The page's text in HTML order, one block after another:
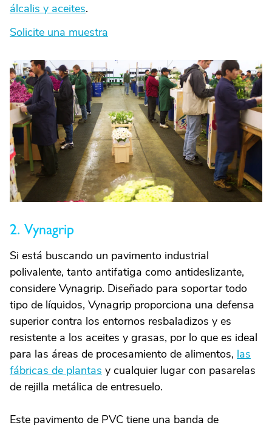
álcalis y aceites.
Solicite una muestra
2. Vynagrip
Si está buscando un pavimento industrial
polivalente, tanto antifatiga como antideslizante,
considere Vynagrip. Diseñado para soportar todo
tipo de líquidos, Vynagrip proporciona una defensa
superior contra los entornos resbaladizos y es
resistente a los aceites y grasas, por lo que es ideal
para las áreas de procesamiento de alimentos, las
fábricas de plantas y cualquier lugar con pasarelas
de rejilla metálica de entresuelo.
Este pavimento de PVC tiene una banda de